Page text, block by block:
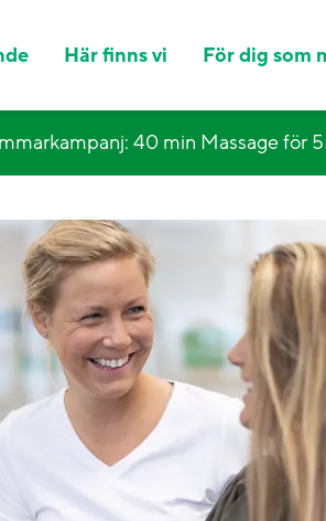
Här finns vi För dig som
40 min Massage för